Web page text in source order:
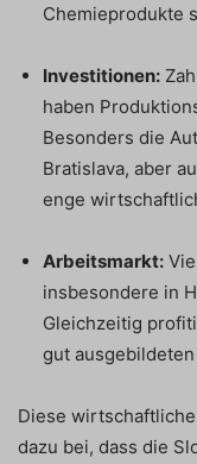
Chemieprodukte
Investitionen:
haben
Besonders die
Bratislava, aber
enge
Arbeitsmarkt:
insbesondere in
Gleichzeitig
gut
Diese
dazu bei, dass die